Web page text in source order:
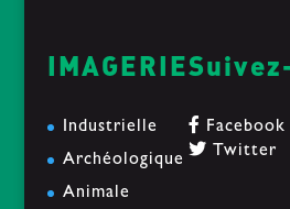
IMAGERIE
Industrielle
Archéologique
Animale
Facebook
Twitter